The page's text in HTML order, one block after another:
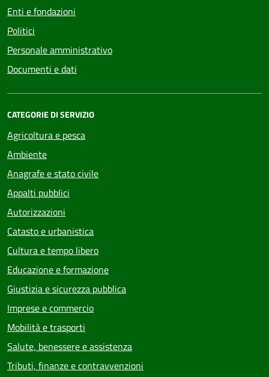
Enti e fondazioni
Politici
Personale amministrativo
Documenti e dati
CATEGORIE DI SERVIZIO
Agricoltura e pesca
Ambiente
Anagrafe e stato civile
Appalti pubblici
Autorizzazioni
Catasto e urbanistica
Cultura e tempo libero
Educazione e formazione
Giustizia e sicurezza pubblica
Imprese e commercio
Mobilità e trasporti
Salute, benessere e assistenza
Tributi, finanze e contravvenzioni